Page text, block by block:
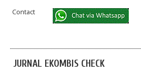
Contact
JURNAL EKOMBIS CHECK